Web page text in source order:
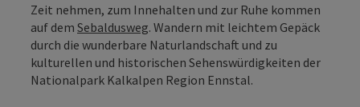
Zeit nehmen, zum Innehalten und zur Ruhe kommen
auf dem Sebaldusweg. Wandern mit leichtem Gepäck
durch die wunderbare Naturlandschaft und zu
kulturellen und historischen Sehenswürdigkeiten der
Nationalpark Kalkalpen Region Ennstal.